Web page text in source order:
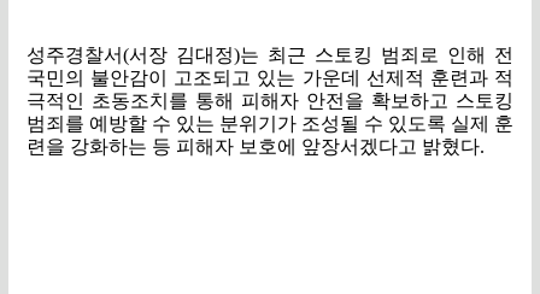
성주경찰서(서장 김대정)는 최근 스토킹 범죄로 인해 전
국민의 불안감이 고조되고 있는 가운데 선제적 훈련과 적
극적인 초동조치를 통해 피해자 안전을 확보하고 스토킹
범죄를 예방할 수 있는 분위기가 조성될 수 있도록 실제 훈
련을 강화하는 등 피해자 보호에 앞장서겠다고 밝혔다.